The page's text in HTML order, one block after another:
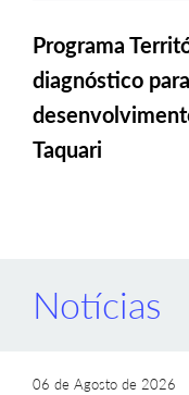
Programa
diagnóstico
Taquari
Notícias
06 de Agosto de 2026